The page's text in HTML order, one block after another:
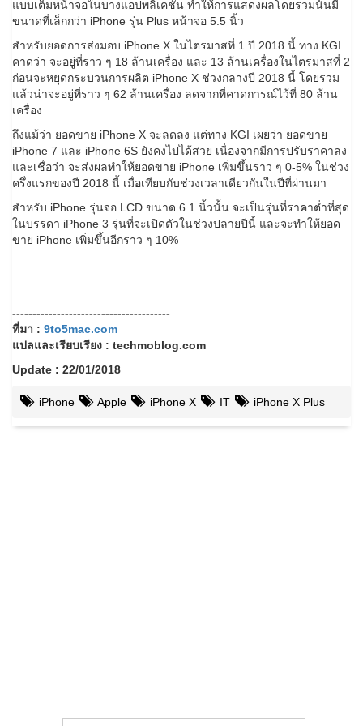
แบบเต็มหน้าจอในบางแอปพลิเคชัน ทำให้การแสดงผลโดยรวมนั้นมี
ขนาดที่เล็กกว่า iPhone รุ่น Plus หน้าจอ 5.5 นิ้ว
สำหรับยอดการส่งมอบ iPhone X ในไตรมาสที่ 1 ปี 2018 นี้ ทาง KGI
คาดว่า จะอยู่ที่ราว ๆ 18 ล้านเครื่อง และ 13 ล้านเครื่องในไตรมาสที่ 2
ก่อนจะหยุดกระบวนการผลิต iPhone X ช่วงกลางปี 2018 นี้ โดยรวม
แล้วน่าจะอยู่ที่ราว ๆ 62 ล้านเครื่อง ลดจากที่คาดการณ์ไว้ที่ 80 ล้าน
เครื่อง
ถึงแม้ว่า ยอดขาย iPhone X จะลดลง แต่ทาง KGI เผยว่า ยอดขาย
iPhone 7 และ iPhone 6S ยังคงไปได้สวย เนื่องจากมีการปรับราคาลง
และเชื่อว่า จะส่งผลทำให้ยอดขาย iPhone เพิ่มขึ้นราว ๆ 0-5% ในช่วง
ครึ่งแรกของปี 2018 นี้ เมื่อเทียบกับช่วงเวลาเดียวกันในปีที่ผ่านมา
สำหรับ iPhone รุ่นจอ LCD ขนาด 6.1 นิ้วนั้น จะเป็นรุ่นที่ราคาต่ำที่สุด
ในบรรดา iPhone 3 รุ่นที่จะเปิดตัวในช่วงปลายปีนี้ และจะทำให้ยอด
ขาย iPhone เพิ่มขึ้นอีกราว ๆ 10%
---------------------------------------
ที่มา : 9to5mac.com
แปลและเรียบเรียง : techmoblog.com
Update : 22/01/2018
iPhone Apple iPhone X IT iPhone X Plus